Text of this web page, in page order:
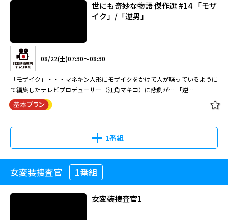
橋田壽賀子ドラマ「渡る世間は鬼ば
かり」(第7シリーズ) #38[字]
08/11(火)07:00～07:50
橋田壽賀子脚本による国民的ホームドラマ第7シリーズ。時代と共に変わる
親・子・孫、様々な家族の姿を描く。藤岡琢也が岡倉大吉を演じた最後のシ
リーズ。
橋田壽賀子ドラマ「渡る世間は鬼ば
かり」(第7シリーズ) #39[字]
08/11(火)07:50～08:40
橋田壽賀子脚本による国民的ホームドラマ第8シリーズ。嫁いだ5人の娘た
ちと父親を中心に、それぞれの家庭や周囲の人々の暮らしを描く。
橋田壽賀子ドラマ「渡る世間は鬼ば
かり」(第8シリーズ) #4[字]
08/12(水)20:00～21:00
橋田壽賀子脚本による国民的ホームドラマ第8シリーズ。嫁いだ5人の娘た
世にも奇妙な物語 傑作選 #14 「モザ
イク」/「逆男」
08/22(土)07:30～08:30
「モザイク」・・・マネキン人形にモザイクをかけて人が喋っているように
て編集したテレビプロデューサー（江角マキコ）に悲劇が… 「逆
男」・・・常に最初に選んだ方と逆を選択するようにして幸運を掴んだ男
（ココリコ・田中直樹）だったが… 世にも奇妙な物語～1999秋の特別編～
る日、早紀が番組で暴露話をさせようとしていた男が姿を消した。早紀は急
場をしのぐため、マネキン人形にモザイク処理をし、あたかも人間がしゃべ
の特別編～『逆男』 電機メーカーに勤務する志村信二(田中直樹)は、自分が
選んだものがことごとく『はずれ』てしまうことに悩んでいた。ある日、恋
人のメグミ(奥貫薫)に「自分がこれだと思うことの、逆に行ってみたら」と
アドバイスされる。半信半疑ながらも実践してみると、なんと逆張りするこ
1番組
世にも奇妙な物語 傑作選 #14 「モザ
イク」/「逆男」
女変装捜査官 1番組
女変装捜査官1